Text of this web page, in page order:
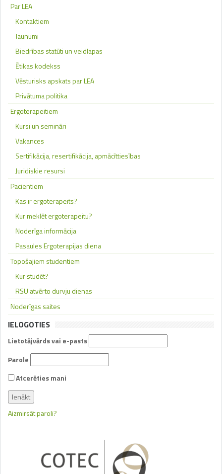
Par LEA
Kontaktiem
Jaunumi
Biedrības statūti un veidlapas
Ētikas kodekss
Vēsturisks apskats par LEA
Privātuma politika
Ergoterapeitiem
Kursi un semināri
Vakances
Sertifikācija, resertifikācija, apmācīttiesības
Juridiskie resursi
Pacientiem
Kas ir ergoterapeits?
Kur meklēt ergoterapeitu?
Noderīga informācija
Pasaules Ergoterapijas diena
Topošajiem studentiem
Kur studēt?
RSU atvērto durvju dienas
Noderīgas saites
IELOGOTIES
Lietotājvārds vai e-pasts
Parole
Atcerēties mani
Aizmirsāt paroli?